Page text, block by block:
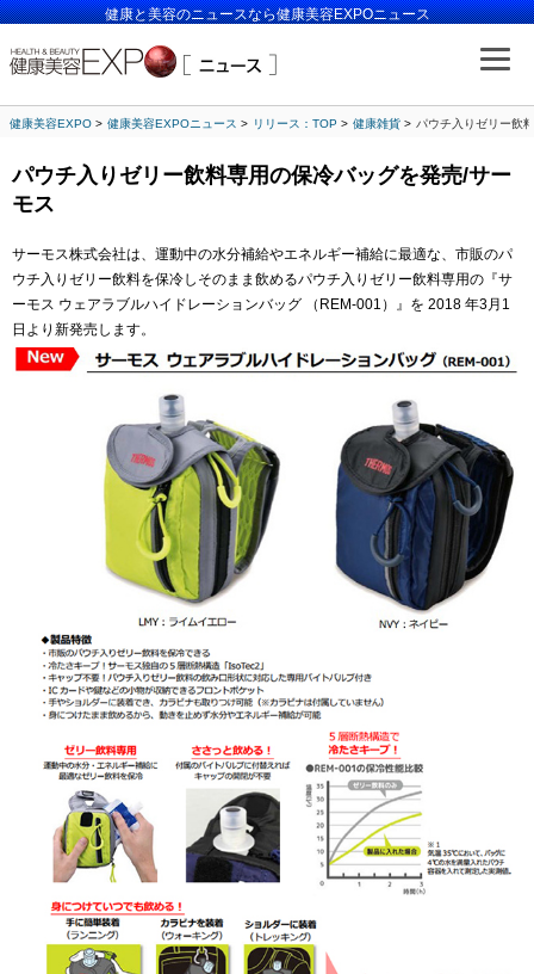
健康と美容のニュースなら健康美容EXPOニュース
健康美容EXPO 健康美容EXPOニュース リリース：TOP 健康雑貨 パウチ入りゼリー飲
パウチ入りゼリー飲料専用の保冷バッグを発売/サー
モス
サーモス株式会社は、運動中の水分補給やエネルギー補給に最適な、市販のパ
ウチ入りゼリー飲料を保冷しそのまま飲めるパウチ入りゼリー飲料専用の『サ
ーモス ウェアラブルハイドレーションバッグ （REM-001）』を 2018 年3月1
日より新発売します。